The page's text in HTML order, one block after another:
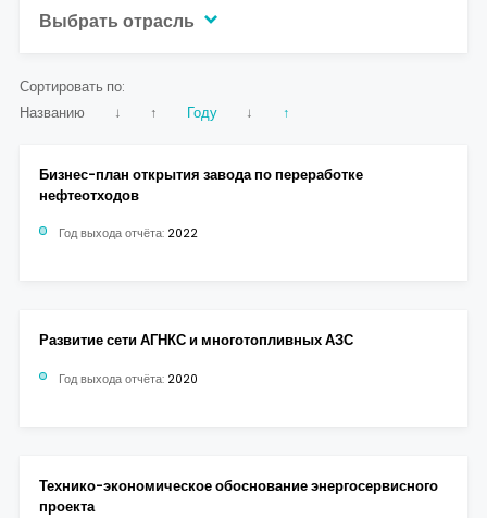
Сортировать по:
Названию
↓ ↑ Году ↓ ↑
Бизнес-план открытия завода по переработке
нефтеотходов
Год выхода отчёта: 2022
Развитие сети АГНКС и многотопливных АЗС
Год выхода отчёта: 2020
Технико-экономическое обоснование энергосервисного
проекта
Выбрать отрасль